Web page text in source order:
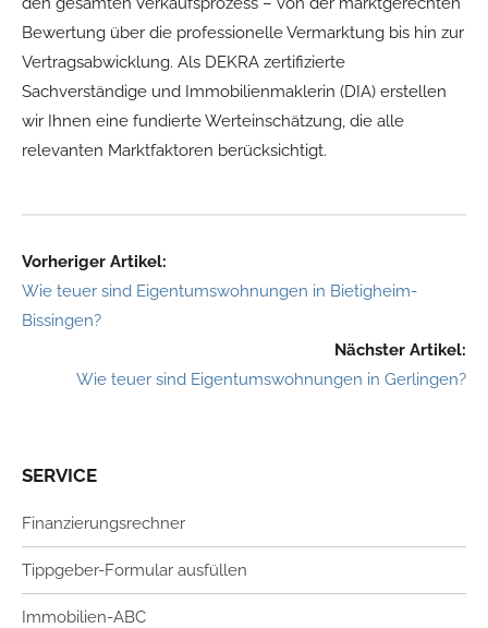
Bewertung über die professionelle Vermarktung bis hin zur
Vertragsabwicklung. Als DEKRA zertifizierte
Sachverständige und Immobilienmaklerin (DIA) erstellen
wir Ihnen eine fundierte Werteinschätzung, die alle
relevanten Marktfaktoren berücksichtigt.
Vorheriger Artikel:
Wie teuer sind Eigentumswohnungen in Bietigheim-
Bissingen?
Nächster Artikel:
Wie teuer sind Eigentumswohnungen in Gerlingen?
SERVICE
Finanzierungsrechner
Tippgeber-Formular ausfüllen
Immobilien-ABC